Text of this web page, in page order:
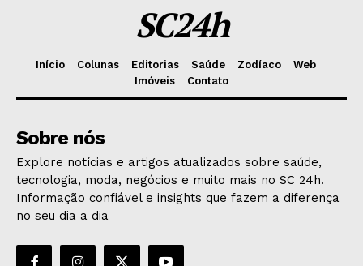
SC24h
Início Colunas Editorias Saúde Zodíaco
Web
Imóveis
Contato
Sobre nós
Explore notícias e artigos atualizados sobre saúde,
tecnologia, moda, negócios e muito mais no SC 24h.
Informação confiável e insights que fazem a diferença
no seu dia a dia